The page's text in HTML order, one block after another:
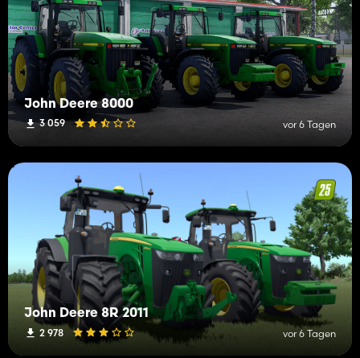
John Deere 8000
3 059 vor 6 Tagen
John Deere 8R 2011
2 978 vor 6 Tagen